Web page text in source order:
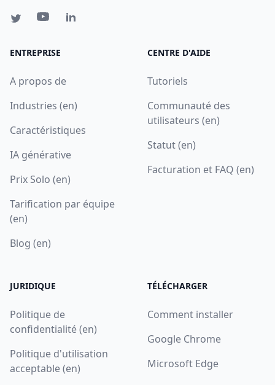
ENTREPRISE
A propos de
Industries (en)
Caractéristiques
IA générative
Prix Solo (en)
Tarification par équipe
(en)
Blog (en)
CENTRE D'AIDE
Tutoriels
Communauté des
utilisateurs (en)
Statut (en)
Facturation et FAQ (en)
JURIDIQUE
Politique de
confidentialité (en)
Politique d'utilisation
acceptable (en)
TÉLÉCHARGER
Comment installer
Google Chrome
Microsoft Edge